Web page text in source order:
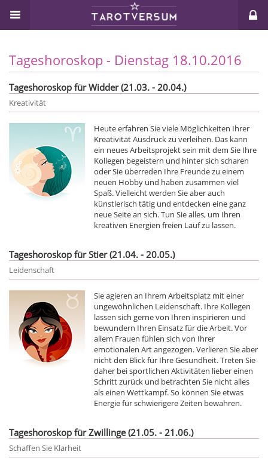
Tageshoroskop - Dienstag 18.10.2016
Tageshoroskop für Widder (21.03. - 20.04.)
Kreativität
Heute erfahren Sie viele Möglichkeiten Ihrer
Kreativität Ausdruck zu verleihen. Das kann
ein neues Arbeitsprojekt sein mit dem Sie Ihre
Kollegen begeistern und hinter sich scharen
oder Sie überreden Ihre Freunde zu einem
neuen Hobby und haben zusammen viel
Spaß. Vielleicht werden Sie aber auch
künstlerisch tätig und entdecken eine ganz
neue Seite an sich. Tun Sie alles, um Ihren
kreativen Energien freien Lauf zu lassen.
Tageshoroskop für Stier (21.04. - 20.05.)
Leidenschaft
Sie agieren an Ihrem Arbeitsplatz mit einer
ungewöhnlichen Leidenschaft. Ihre Kollegen
lassen sich gerne von Ihren inspirieren und
bewundern Ihren Einsatz für die Arbeit. Vor
allem Frauen fühlen sich von Ihrer
emotionalen Art angezogen. Verlieren Sie aber
nicht den Blick für Ihre Gesundheit. Treten Sie
daher bei sportlichen Aktivitäten lieber einen
Schritt zurück und betrachten Sie nicht alles
als einen Wettkampf. So können Sie etwas
Energie für schwierigere Zeiten bewahren.
Tageshoroskop für Zwillinge (21.05. - 21.06.)
Schaffen Sie Klarheit